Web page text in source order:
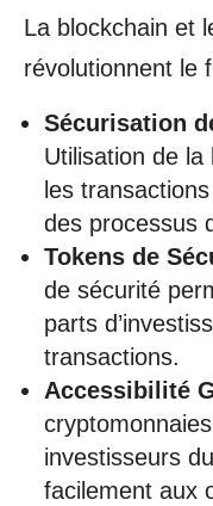
La blockchain et
révolutionnent le
Sécurisation
Utilisation de
les
des processus
Tokens de
de sécurité
parts
transactions.
Accessibilité
investisseurs
facilement aux